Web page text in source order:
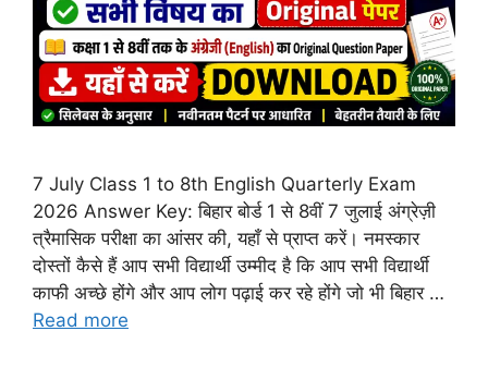
7 July Class 1 to 8th English Quarterly Exam
2026 Answer Key: बिहार बोर्ड 1 से 8वीं 7 जुलाई अंग्रेज़ी
त्रैमासिक परीक्षा का आंसर की, यहाँ से प्राप्त करें। नमस्कार
दोस्तों कैसे हैं आप सभी विद्यार्थी उम्मीद है कि आप सभी विद्यार्थी
काफी अच्छे होंगे और आप लोग पढ़ाई कर रहे होंगे जो भी बिहार …
Read more